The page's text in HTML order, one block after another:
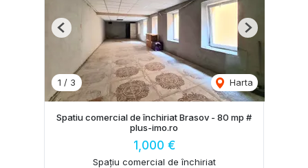
1 / 3 Harta
Previous Next
Spatiu comercial de închiriat Brasov - 80 mp #
plus-imo.ro
1,000 €
Spațiu comercial de închiriat